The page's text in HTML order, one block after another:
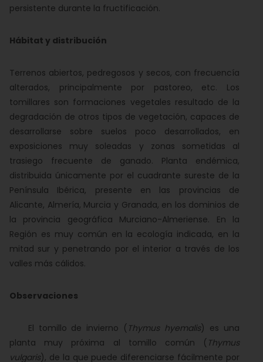
persistente durante la fructificación.
Hábitat y distribución
Terrenos abiertos, pedregosos y secos, con frecuencía
alterados, principalmente por pastoreo, etc. Los
tomillares son formaciones vegetales resultado de la
degradación de otros tipos de vegetación, capaces de
desarrollarse sobre suelos poco desarrollados, en
exposiciones muy soleadas y zonas sometidas al
trasiego frecuente de ganado. Planta endémica,
distribuida únicamente por el cuadrante sureste de la
Península Ibérica, presente en las provincias de
Alicante, Almería, Murcia y Granada, en los dominios de
la provincia geográfica Murciano-Almeriense. En la
Región es muy común en la ecología indicada, en la
mitad sur y penetrando por el interior a través de los
valles más cálidos.
Observaciones
El tomillo de invierno ( Thymus hyemalis) es una
planta muy próxima al tomillo común ( Thymus
vulgaris), de la que puede diferenciarse fácilmente por